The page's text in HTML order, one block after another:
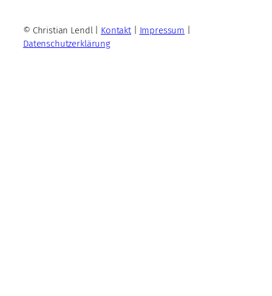
© Christian Lendl | Kontakt| Impressum
Datenschutzerklärung